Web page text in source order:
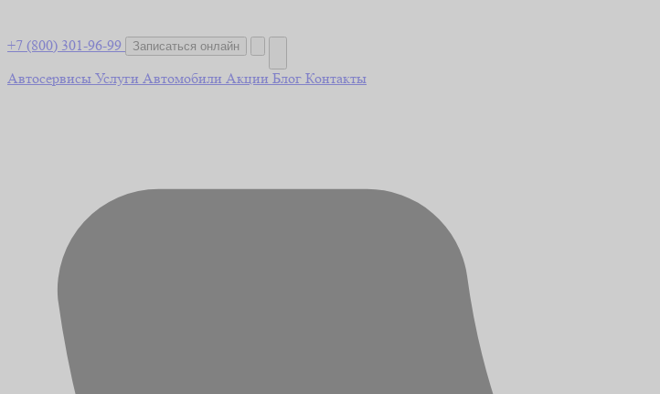
+7 (800) 301-96-99 Записаться онлайн
Автосервисы Услуги Автомобили Акции Блог Контакты